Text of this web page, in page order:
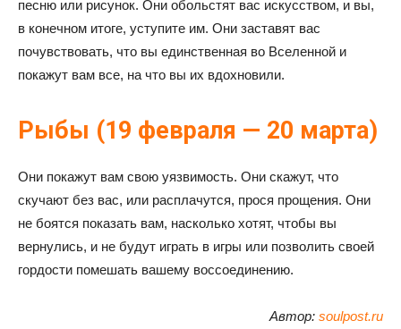
песню или рисунок. Они обольстят вас искусством, и вы,
в конечном итоге, уступите им. Они заставят вас
почувствовать, что вы единственная во Вселенной и
покажут вам все, на что вы их вдохновили.
Рыбы (19 февраля — 20 марта)
Они покажут вам свою уязвимость. Они скажут, что
скучают без вас, или расплачутся, прося прощения. Они
не боятся показать вам, насколько хотят, чтобы вы
вернулись, и не будут играть в игры или позволить своей
гордости помешать вашему воссоединению.
Автор: soulpost.ru